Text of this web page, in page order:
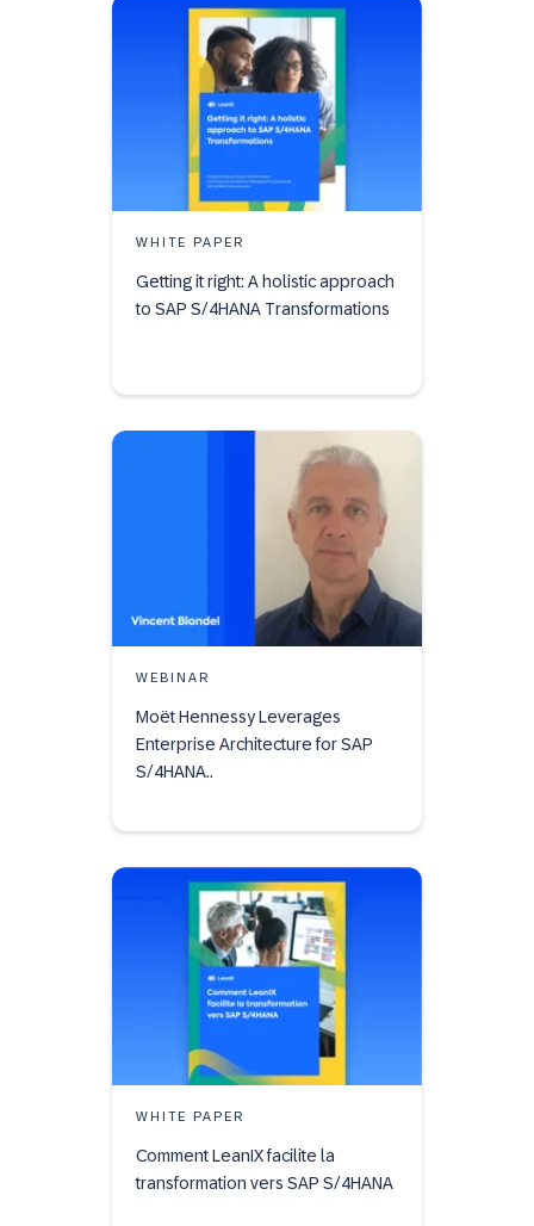
WHITE PAPER
Getting it right: A holistic approach
to SAP S/4HANA Transformations
WEBINAR
Moët Hennessy Leverages
Enterprise Architecture for SAP
S/4HANA..
WHITE PAPER
Comment LeanIX facilite la
transformation vers SAP S/4HANA